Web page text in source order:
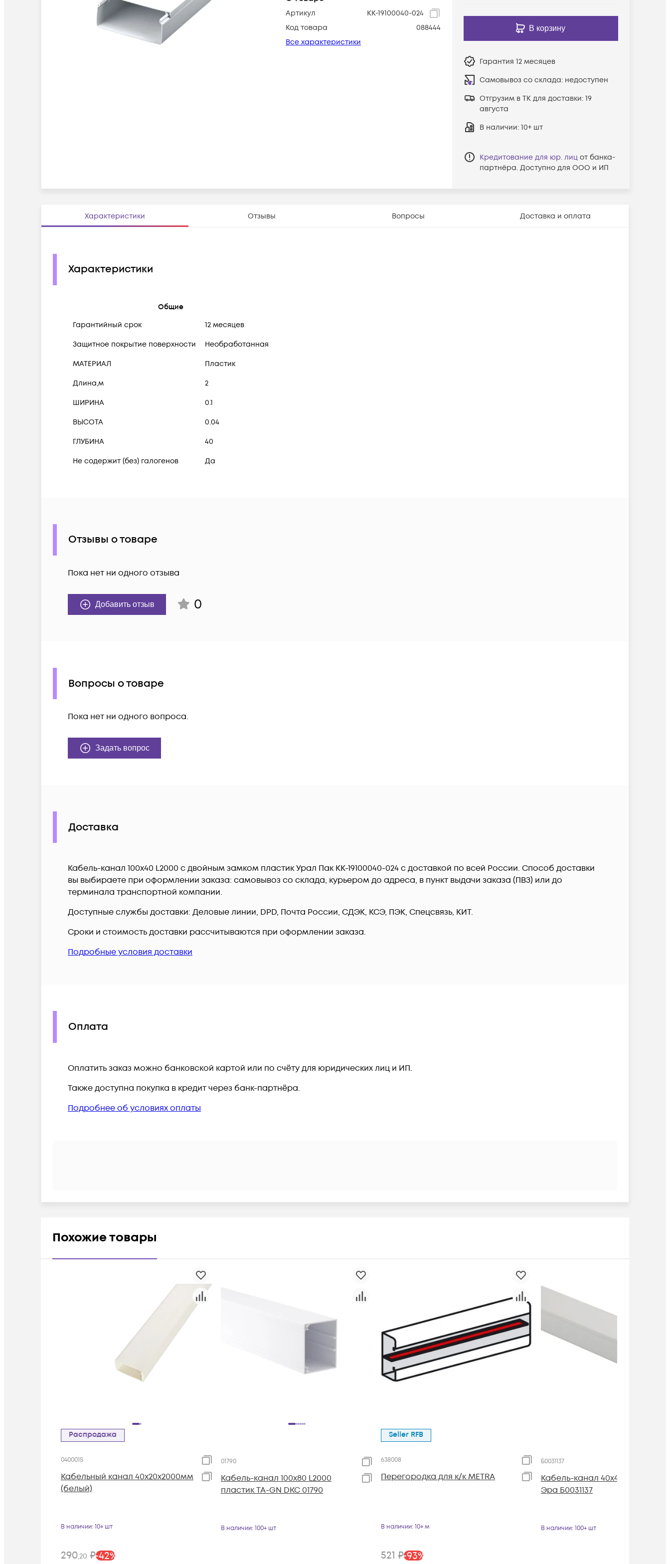
Артикул
КК-19100040-024
Код товара
088444
Все характеристики
В корзину
Гарантия 12 месяцев
Самовывоз со склада: недоступен
Отгрузим в ТК для доставки: 19
августа
В наличии: 10+ шт
Кредитование для юр. лиц от банка-
партнёра. Доступно для ООО и ИП
Характеристики Отзывы Вопросы Доставка и оплата
Характеристики
Общие
Гарантийный срок
12 месяцев
Защитное покрытие поверхности Необработанная
МАТЕРИАЛ Пластик
Длина,м 2
ШИРИНА 0.1
ВЫСОТА 0.04
ГЛУБИНА 40
Не содержит (без) галогенов Да
Отзывы о товаре
Пока нет ни одного отзыва
Добавить отзыв 0
Вопросы о товаре
Пока нет ни одного вопроса.
Задать вопрос
Доставка
Кабель-канал 100х40 L2000 с двойным замком пластик Урал Пак КК-19100040-024 c доставкой по всей России. Способ доставки
вы выбираете при оформлении заказа: самовывоз со склада, курьером до адреса, в пункт выдачи заказа (ПВЗ) или до
терминала транспортной компании.
Доступные службы доставки: Деловые линии, DPD, Почта России, СДЭК, КСЭ, ПЭК, Спецсвязь, КИТ.
Сроки и стоимость доставки рассчитываются при оформлении заказа.
Подробные условия доставки
Оплата
Оплатить заказ можно банковской картой или по счёту для юридических лиц и ИП.
Также доступна покупка в кредит через банк-партнёра.
Подробнее об условиях оплаты
Похожие товары
Распродажа
040001S
Кабельный канал 40х20х2000мм
(белый)
В наличии: 10+ шт
290,20 ₽-42%
01790
Кабель-канал 100х80 L2000
пластик TA-GN DKC 01790
В наличии: 100+ шт
Seller RFB
638008
Перегородка для к/к METRA
В наличии: 10+ м
521 ₽-93%
Б0031137
Кабель-канал 40х40 L2000 бел.
Эра Б0031137
В наличии: 100+ шт